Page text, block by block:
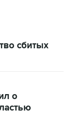
сбитых
о